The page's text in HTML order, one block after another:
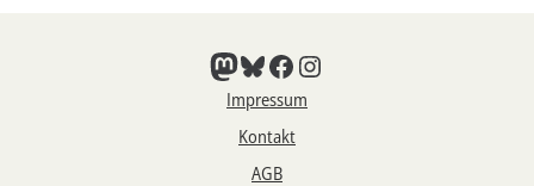
Mastodon
Bluesky
Facebook
Instagram
Impressum
Kontakt
AGB